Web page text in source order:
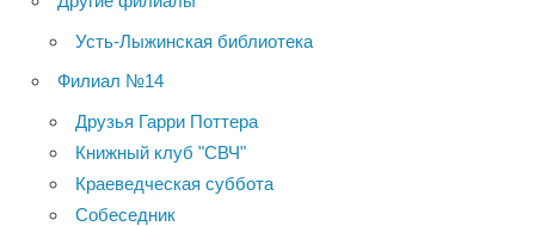
Усть-Лыжинская библиотека
Филиал №14
Друзья Гарри Поттера
Книжный клуб "СВЧ"
Краеведческая суббота
Собеседник